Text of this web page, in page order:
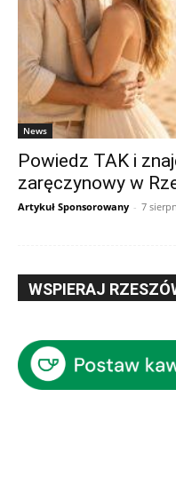
News
Powiedz TAK i
zaręczynowy w
Artykuł Sponsorowany - 7
WSPIERAJ